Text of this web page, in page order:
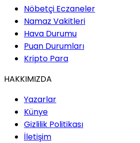
Nöbetçi Eczaneler
Namaz Vakitleri
Hava Durumu
Puan Durumları
Kripto Para
HAKKIMIZDA
Yazarlar
Künye
Gizlilik Politikası
İletişim